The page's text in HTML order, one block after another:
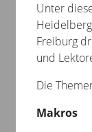
Unter
Freiburg
und
Die
Makros